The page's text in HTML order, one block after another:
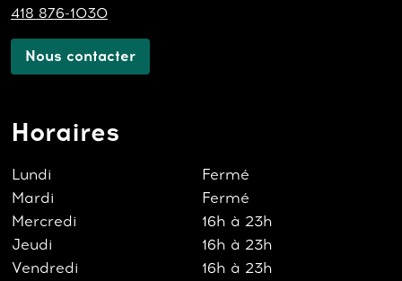
418 876-1030
Nous contacter
Horaires
Lundi
Fermé
Mardi
Fermé
Mercredi
16h à 23h
Jeudi
16h à 23h
Vendredi
16h à 23h